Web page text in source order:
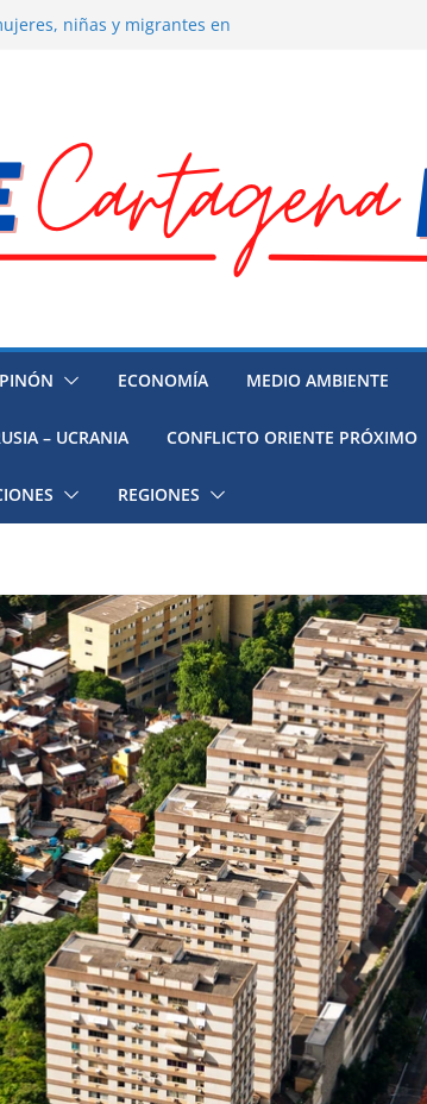
hacia la recuperación
en México
ECONOMÍA MEDIO AMBIENTE
– UCRANIA CONFLICTO ORIENTE PRÓXIMO
REGIONES